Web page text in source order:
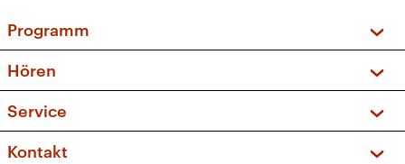
Programm
Sendungen und Podcasts
Musikliste
Kakadu – Das Kinderprogramm
Hören
Frequenzen (UKW + DAB+)
Service
FAQ
Kontakt